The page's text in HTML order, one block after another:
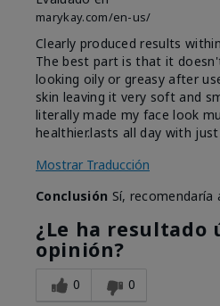
marykay.com/en-us/
Clearly produced results
The best part is that it
looking oily or greasy after
skin leaving it very soft and
literally made my face look
healthier.lasts all day with
Mostrar Traducción
Conclusión Sí, recomendaría
¿Le ha resultado
opinión?
0 0